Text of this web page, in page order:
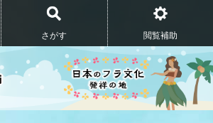
さがす 閲覧補助